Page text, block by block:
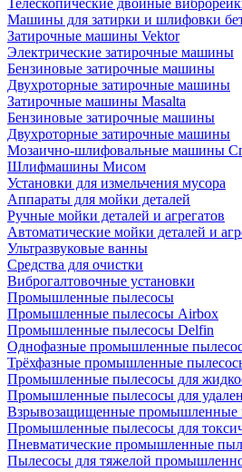
Телескопические двойные
Машины для затирки и шлифовки
Затирочные машины Vektor
Электрические затирочные машины
Бензиновые затирочные машины
Двухроторные затирочные машины
Затирочные машины Masalta
Бензиновые затирочные машины
Двухроторные затирочные машины
Мозаично-шлифовальные машины
Шлифмашины Мисом
Установки для измельчения мусора
Аппараты для мойки деталей
Ручные мойки деталей и агрегатов
Автоматические мойки деталей и
Ультразвуковые ванны
Средства для очистки
Виброгалтовочные установки
Промышленные пылесосы
Промышленные пылесосы Airbox
Промышленные пылесосы Delfin
Однофазные промышленные
Трёхфазные промышленные
Промышленные пылесосы для
Промышленные пылесосы для
Взрывозащищенные промышленные
Промышленные пылесосы для
Пневматические промышленные
Пылесосы для тяжелой